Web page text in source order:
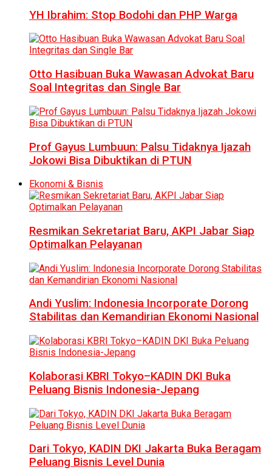
YH Ibrahim: Stop Bodohi dan PHP Warga
Otto Hasibuan Buka Wawasan Advokat Baru
Soal Integritas dan Single Bar
Prof Gayus Lumbuun: Palsu Tidaknya Ijazah
Jokowi Bisa Dibuktikan di PTUN
Ekonomi & Bisnis
Resmikan Sekretariat Baru, AKPI Jabar Siap
Optimalkan Pelayanan
Andi Yuslim: Indonesia Incorporate Dorong
Stabilitas dan Kemandirian Ekonomi Nasional
Kolaborasi KBRI Tokyo–KADIN DKI Buka
Peluang Bisnis Indonesia-Jepang
Dari Tokyo, KADIN DKI Jakarta Buka Beragam
Peluang Bisnis Level Dunia